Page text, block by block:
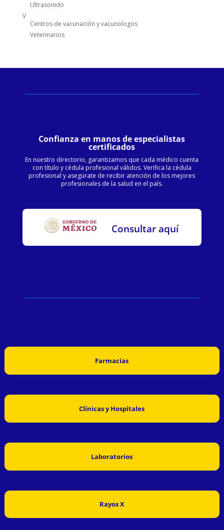
Ultrasonido
V
Centros de vacunación y vacunologos
Veterinarios
Confianza en manos de especialistas
certificados
En nuestro directorio, garantizamos que cada médico cuenta
con título y cédula profesional válidos. Verifica la cédula
profesional y asegúrate de recibir atención de los mejores
profesionales de la salud en el país.
Consultar aquí
Farmacias
Clínicas y Hospitales
Laboratorios
Rayos X